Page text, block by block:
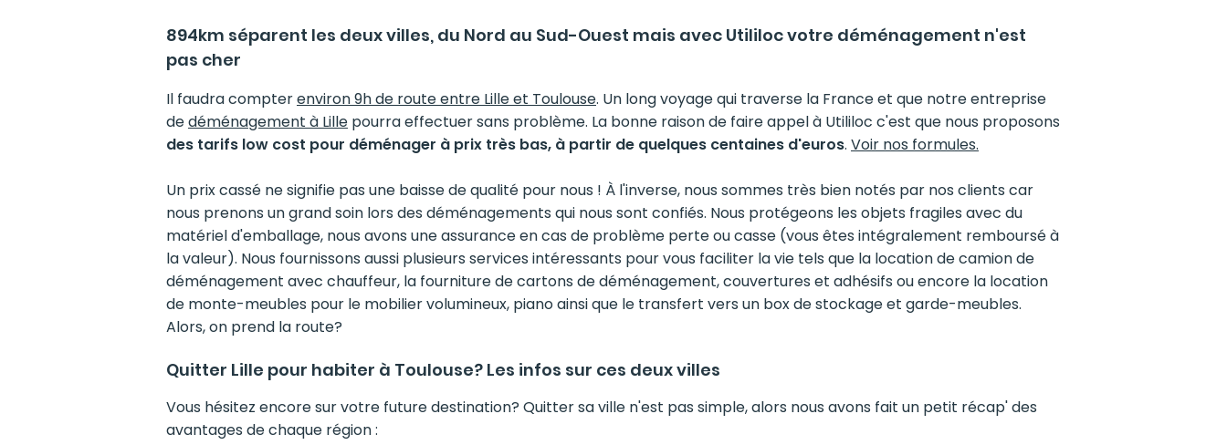
894km séparent les deux villes, du Nord au Sud-Ouest mais avec Utililoc votre déménagement n'est
pas cher
Il faudra compterenviron 9h de route entre Lille et Toulouse. Un long voyage qui traverse la France et que notre entreprise
dedéménagement à Lille pourra effectuer sans problème. La bonne raison de faire appel à Utililoc c'est que nous proposons
des tarifs low cost pour déménager à prix très bas, à partir de quelques centaines d'euros. Voir nos formules.
Un prix cassé ne signifie pas une baisse de qualité pour nous ! À l'inverse, nous sommes très bien notés par nos clients car
nous prenons un grand soin lors des déménagements qui nous sont confiés. Nous protégeons les objets fragiles avec du
matériel d'emballage, nous avons une assurance en cas de problème perte ou casse (vous êtes intégralement remboursé à
la valeur). Nous fournissons aussi plusieurs services intéressants pour vous faciliter la vie tels que la location de camion de
déménagement avec chauffeur, la fourniture de cartons de déménagement, couvertures et adhésifs ou encore la location
de monte-meubles pour le mobilier volumineux, piano ainsi que le transfert vers un box de stockage et garde-meubles.
Alors, on prend la route?
Quitter Lille pour habiter à Toulouse? Les infos sur ces deux villes
Vous hésitez encore sur votre future destination? Quitter sa ville n'est pas simple, alors nous avons fait un petit récap' des
avantages de chaque région :